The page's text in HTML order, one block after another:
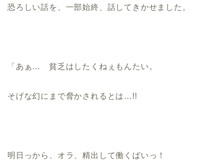
恐ろしい話を、一部始終、話してきかせました。
「あぁ… 貧乏はしたくねぇもんたい。
そげな幻にまで脅かされるとは…!!
明日っから、オラ、精出して働くばいっ！